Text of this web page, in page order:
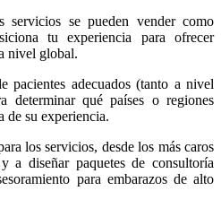
servicios se pueden vender como
tu experiencia para ofrecer
nivel global.
pacientes adecuados (tanto a nivel
determinar qué países o regiones
de su experiencia.
los servicios, desde los más caros
a diseñar paquetes de consultoría
para embarazos de alto